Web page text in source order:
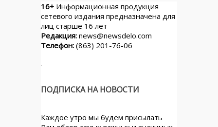
16+ Информационная продукция
сетевого издания предназначена для
лиц старше 16 лет
Редакция: news@newsdelo.com
Телефон: (863) 201-76-06
ПОДПИСКА НА НОВОСТИ
Каждое утро мы будем присылать